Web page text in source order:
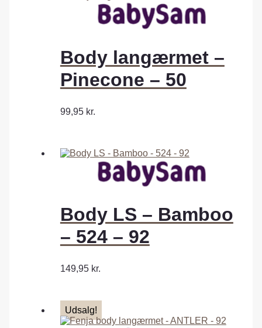
Body langærmet –
Pinecone – 50
99,95 kr.
Body LS – Bamboo
– 524 – 92
149,95 kr.
Udsalg!